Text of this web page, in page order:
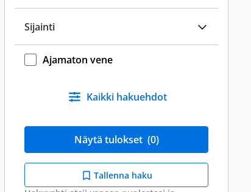
Sijainti
Ajamaton vene
Kaikki hakuehdot
Näytä tulokset (0)
Tallenna haku